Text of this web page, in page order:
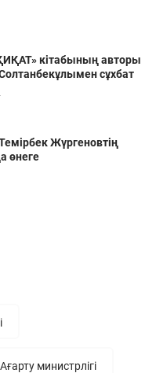
кітабының авторы
сұхбат
Жүргеновтің
өнеге
министрлігі